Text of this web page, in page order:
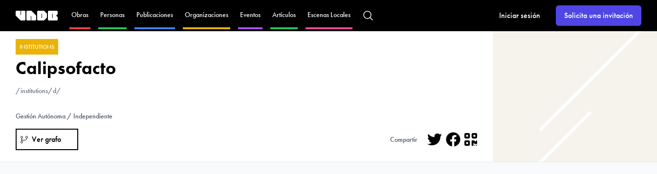
Obras Personas Publicaciones Organizaciones Eventos Artículos Escenas Locales Iniciar sesión Solicita una invitación
INSTITUTIONS
Calipsofacto
/institutions/d/
Gestión Autónoma / Independiente
Ver grafo Compartir